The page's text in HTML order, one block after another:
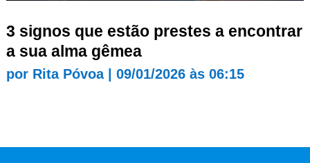
3 signos que estão prestes a encontrar
a sua alma gêmea
por Rita Póvoa| 09/01/2026 às 06:15